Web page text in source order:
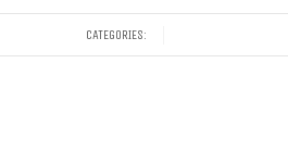
CATEGORIES: